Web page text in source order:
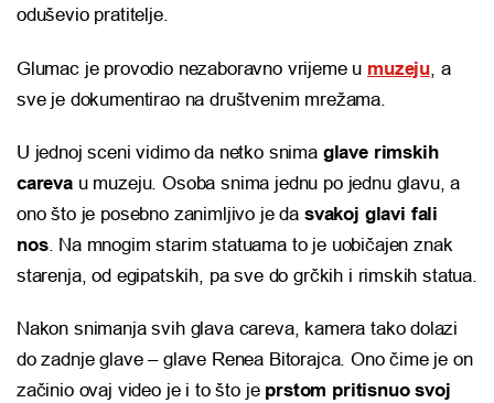
oduševio pratitelje.
Glumac je provodio nezaboravno vrijeme u muzeju, a
sve je dokumentirao na društvenim mrežama.
U jednoj sceni vidimo da netko snimaglave rimskih
carevau muzeju. Osoba snima jednu po jednu glavu, a
ono što je posebno zanimljivo je da svakoj glavi fali
nos. Na mnogim starim statuama to je uobičajen znak
starenja, od egipatskih, pa sve do grčkih i rimskih statua.
Nakon snimanja svih glava careva, kamera tako dolazi
do zadnje glave – glave Renea Bitorajca. Ono čime je on
začinio ovaj video je i to što je prstom pritisnuo svoj